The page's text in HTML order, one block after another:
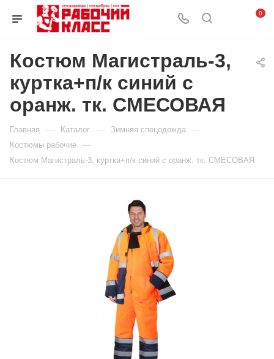
0
Костюм Магистраль-3,
куртка+п/к синий с
оранж. тк. СМЕСОВАЯ
Главная — Каталог — Зимняя спецодежда —
Костюмы рабочие —
Костюм Магистраль-3, куртка+п/к синий с оранж. тк. СМЕСОВАЯ